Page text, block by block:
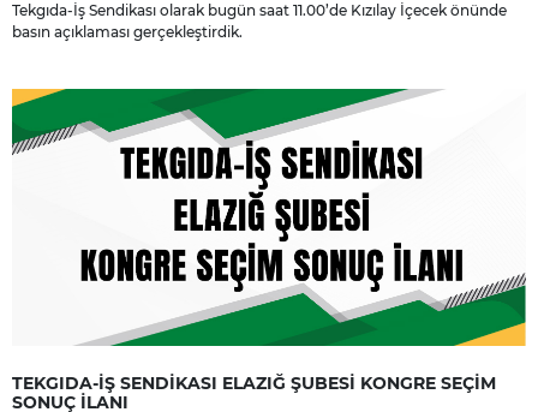
Tekgıda-İş Sendikası olarak bugün saat 11.00’de Kızılay İçecek önünde
basın açıklaması gerçekleştirdik.
TEKGIDA-İŞ SENDİKASI ELAZIĞ ŞUBESİ KONGRE SEÇİM
SONUÇ İLANI